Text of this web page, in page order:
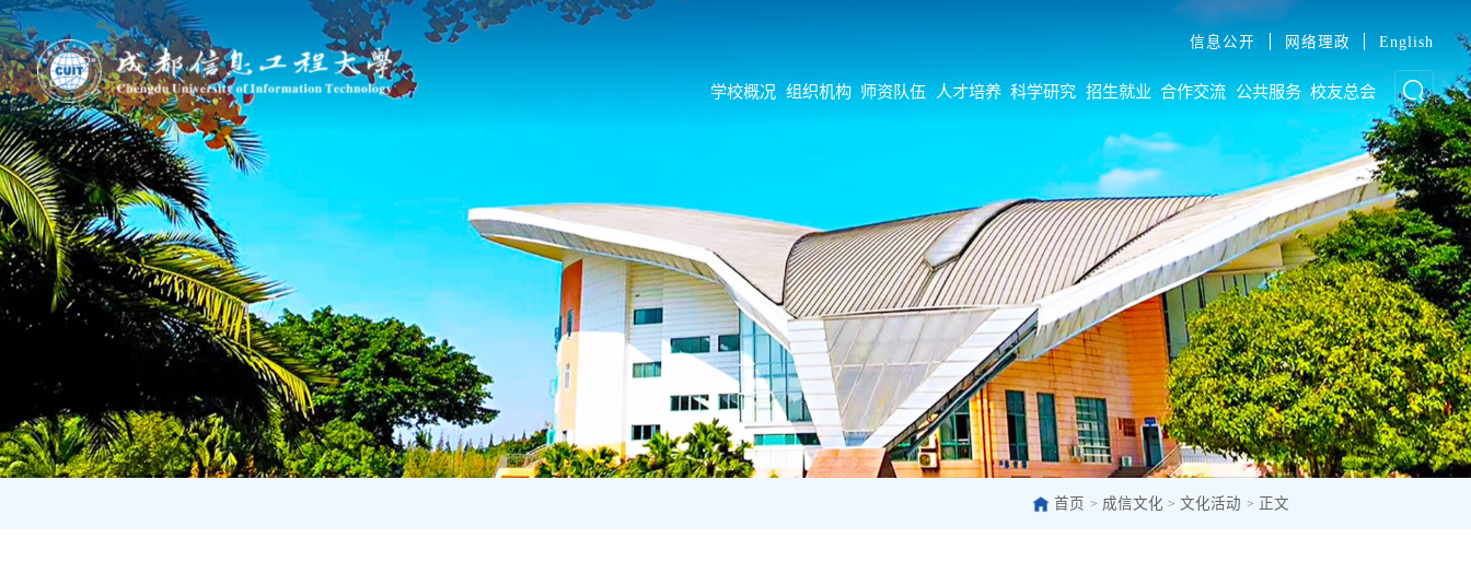
信息公开 网络理政 English
学校概况 组织机构 师资队伍 人才培养 科学研究 招生就业 合作交流 公共服务 校友总会
首页 > 成信文化 > 文化活动 > 正文